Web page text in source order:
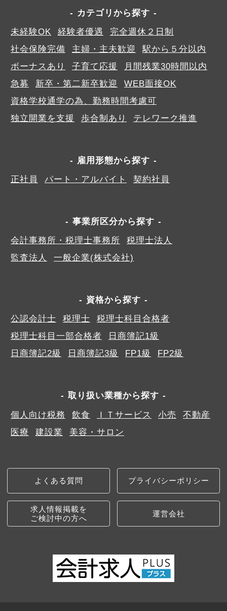
カテゴリから探す
未経験OK
経験者優遇
完全週休２日制
社会保険完備
主婦・主夫歓迎
駅から５分以内
ボーナスあり
子育て応援
月間残業30時間以内
急募
新卒・第二新卒歓迎
WEB面接OK
資格学校通学の為、勤務時間考慮可
独立開業を支援
歩合制あり テレワーク推進
雇用形態から探す
正社員
パート・アルバイト 契約社員
事業所区分から探す
会計事務所・税理士事務所
税理士法人
監査法人
一般企業(株式会社)
資格から探す
公認会計士
税理士
税理士科目合格者
税理士科目一部合格者
日商簿記1級
日商簿記2級
日商簿記3級 FP1級 FP2級
取り扱い業種から探す
個人向け税務
飲食 ＩＴサービス 小売
不動産
医療
建設業 美容・サロン
よくある質問 プライバシーポリシー
求人情報掲載を
ご検討中の方へ
運営会社